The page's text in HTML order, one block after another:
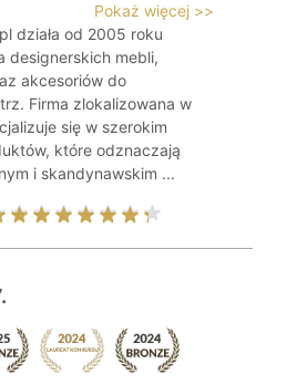
Pokaż więcej >>
działa od 2005 roku
designerskich mebli,
akcesoriów do
Firma zlokalizowana w
się w szerokim
które odznaczają
i skandynawskim ...